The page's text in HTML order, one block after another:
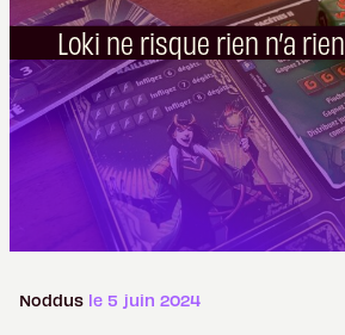
Loki ne risque rien n’a rien
Noddus le 5 juin 2024